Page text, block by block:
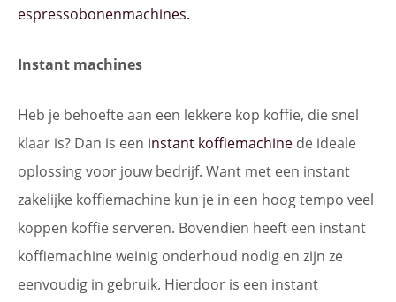
espressobonenmachines.
Instant machines
Heb je behoefte aan een lekkere kop koffie, die snel
klaar is? Dan is een instant koffiemachine de ideale
oplossing voor jouw bedrijf. Want met een instant
zakelijke koffiemachine kun je in een hoog tempo veel
koppen koffie serveren. Bovendien heeft een instant
koffiemachine weinig onderhoud nodig en zijn ze
eenvoudig in gebruik. Hierdoor is een instant